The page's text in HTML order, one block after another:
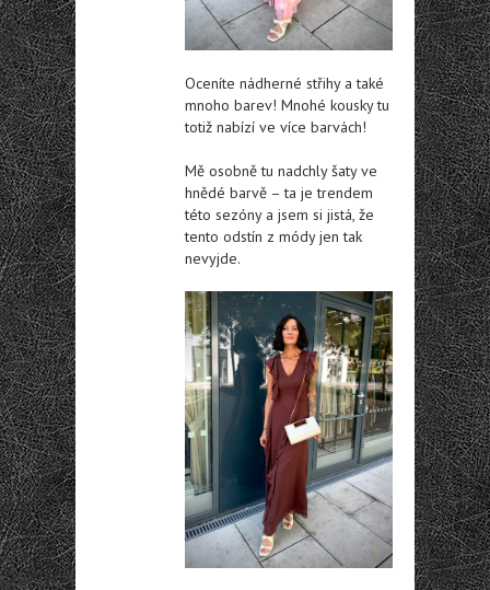
Oceníte nádherné střihy a také
mnoho barev! Mnohé kousky tu
totiž nabízí ve více barvách!
Mě osobně tu nadchly šaty ve
hnědé barvě – ta je trendem
této sezóny a jsem si jistá, že
tento odstín z módy jen tak
nevyjde.